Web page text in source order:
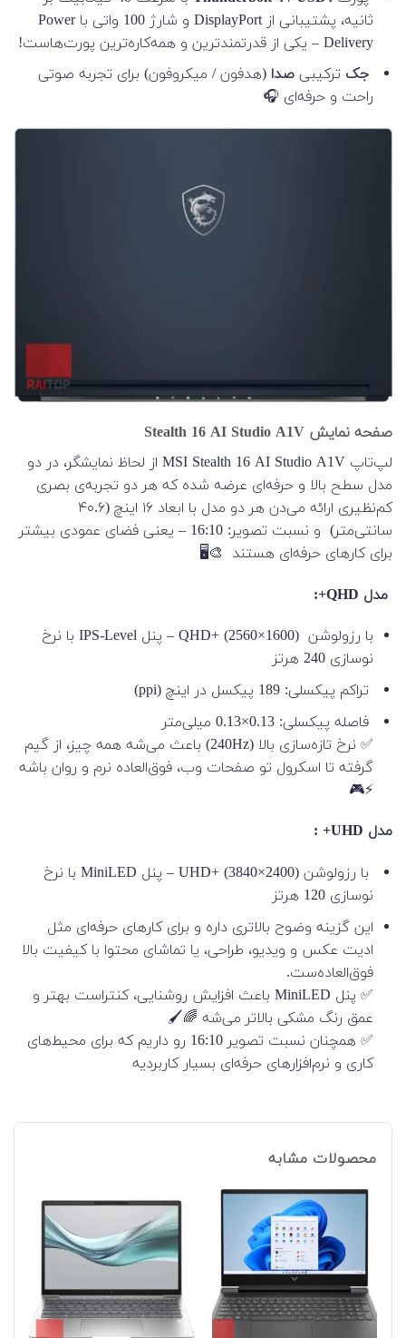
ثانیه، پشتیبانی از DisplayPort و شارژ 100 واتی با Power
Delivery – یکی از قدرتمندترین و همه‌کاره‌ترین پورت‌هاست!
جک ترکیبی صدا (هدفون / میکروفون) برای تجربه صوتی
راحت و حرفه‌ای 🎧
صفحه نمایش Stealth 16 AI Studio A1V
لپ‌تاپ MSI Stealth 16 AI Studio A1V از لحاظ نمایشگر، در دو
مدل سطح بالا و حرفه‌ای عرضه شده که هر دو تجربه‌ی بصری
کم‌نظیری ارائه می‌دن هر دو مدل با ابعاد ۱۶ اینچ (۴۰.۶
سانتی‌متر) و نسبت تصویر: 16:10 – یعنی فضای عمودی بیشتر
برای کارهای حرفه‌ای هستند 🎨🖥️
مدل QHD+:
با رزولوشن QHD+ (2560×1600) – پنل IPS-Level با نرخ
نوسازی 240 هرتز
تراکم پیکسلی: 189 پیکسل در اینچ (ppi)
فاصله پیکسلی: 0.13×0.13 میلی‌متر
✅ نرخ تازه‌سازی بالا (240Hz) باعث می‌شه همه چیز، از گیم
گرفته تا اسکرول تو صفحات وب، فوق‌العاده نرم و روان باشه
⚡🎮
مدل UHD+ :
با رزولوشن UHD+ (3840×2400) – پنل MiniLED با نرخ
نوسازی 120 هرتز
این گزینه وضوح بالاتری داره و برای کارهای حرفه‌ای مثل
ادیت عکس و ویدیو، طراحی، یا تماشای محتوا با کیفیت بالا
فوق‌العاده‌ست.
✅ پنل MiniLED باعث افزایش روشنایی، کنتراست بهتر و
عمق رنگ مشکی بالاتر می‌شه 🌈🖌️
✅ همچنان نسبت تصویر 16:10 رو داریم که برای محیط‌های
کاری و نرم‌افزارهای حرفه‌ای بسیار کاربردیه
محصولات مشابه